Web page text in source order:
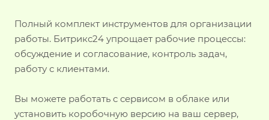
Полный комплект инструментов для организации
работы. Битрикс24 упрощает рабочие процессы:
обсуждение и согласование, контроль задач,
работу с клиентами.
Вы можете работать с сервисом в облаке или
установить коробочную версию на ваш сервер,